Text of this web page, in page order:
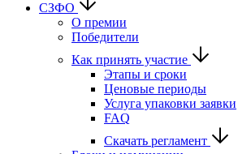
СЗФО
О премии
Победители
Как принять участие
Этапы и сроки
Ценовые периоды
Услуга упаковки заявки
FAQ
Скачать регламент